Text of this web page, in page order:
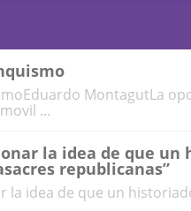
MontagutLa
...
la idea de que
republicanas”
la idea de que un